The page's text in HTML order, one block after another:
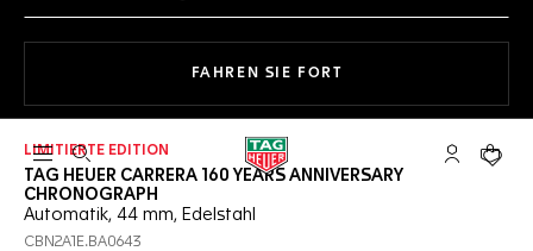
FAHREN SIE FORTMIT DER NAVIGATION
Suche öffnen My TAG
Ihr
LIMITIERTE EDITION
TAG HEUER CARRERA 160 YEARS ANNIVERSARY
CHRONOGRAPH
Automatik, 44 mm, Edelstahl
CBN2A1E.BA0643